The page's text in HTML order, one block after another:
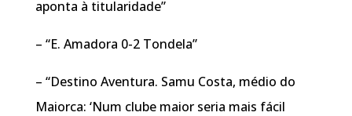
aponta à titularidade”
– “E. Amadora 0-2 Tondela”
– “Destino Aventura. Samu Costa, médio do
Maiorca: ‘Num clube maior seria mais fácil